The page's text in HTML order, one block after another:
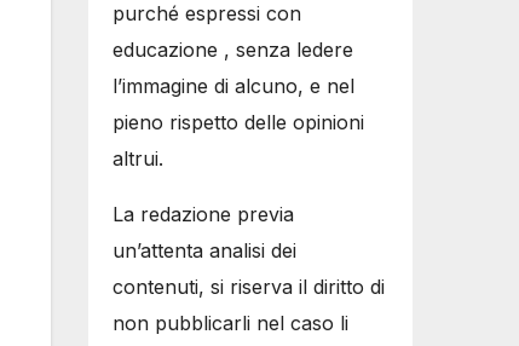
purché espressi con
educazione , senza ledere
l’immagine di alcuno, e nel
pieno rispetto delle opinioni
altrui.
La redazione previa
un’attenta analisi dei
contenuti, si riserva il diritto di
non pubblicarli nel caso li